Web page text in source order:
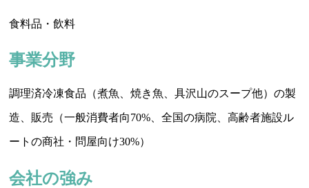
食料品・飲料
事業分野
調理済冷凍食品（煮魚、焼き魚、具沢山のスープ他）の製
造、販売（一般消費者向70%、全国の病院、高齢者施設ル
ートの商社・問屋向け30%）
会社の強み